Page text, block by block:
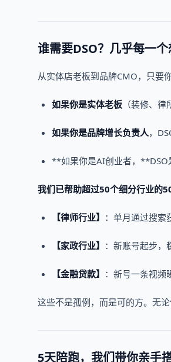
谁需要DSO？几乎每一
从实体店老板到品牌CMO，只要
如果你是实体老板 （装修、
如果你是品牌增长负责人，
**如果你是AI创业者，**DSO
我们已帮助超过50个细分行业的
【律师行业】 ：单月通过搜索
【家政行业】 ：新账号起步，
【金融贷款】 ：新号一条视频
这些不是孤例，而是可的方。无
5天陪跑，我们带你亲手